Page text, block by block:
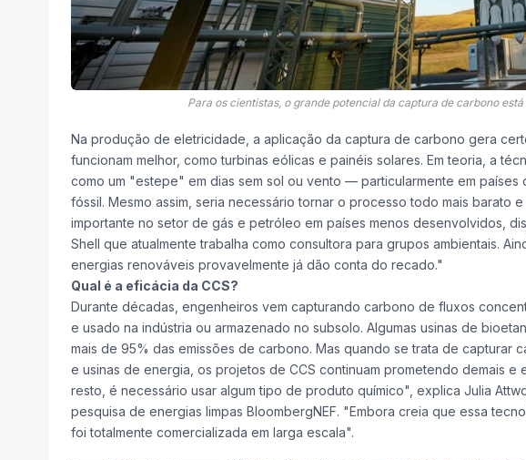
Para os cientistas, o grande potencial da captura de carbono
Na produção de eletricidade, a aplicação da captura de carbono gera
funcionam melhor, como turbinas eólicas e painéis solares. Em teoria, a
como um "estepe" em dias sem sol ou vento — particularmente em
fóssil. Mesmo assim, seria necessário tornar o processo todo mais barato
importante no setor de gás e petróleo em países menos desenvolvidos,
Shell que atualmente trabalha como consultora para grupos ambientais.
energias renováveis provavelmente já dão conta do recado."
Qual é a eficácia da CCS?
Durante décadas, engenheiros vem capturando carbono de fluxos
e usado na indústria ou armazenado no subsolo. Algumas usinas de
mais de 95% das emissões de carbono. Mas quando se trata de capturar
e usinas de energia, os projetos de CCS continuam prometendo demais
resto, é necessário usar algum tipo de produto químico", explica Julia
pesquisa de energias limpas BloombergNEF. "Embora creia que essa
foi totalmente comercializada em larga escala".